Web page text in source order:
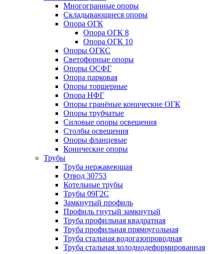
Многогранные опоры
Складывающиеся опоры
Опора ОГК
Опора ОГК 8
Опора ОГК 10
Опоры ОГКС
Светофорные опоры
Опоры ОСФГ
Опора парковая
Опоры торшерные
Опора НФГ
Опоры гранёные конические ОГК
Опоры трубчатые
Силовые опоры освещения
Столбы освещения
Опоры фланцевые
Конические опоры
Трубы
Труба нержавеющая
Отвод 30753
Котельные трубы
Трубы 09Г2С
Замкнутый профиль
Профиль гнутый замкнутый
Труба профильная квадратная
Труба профильная прямоугольная
Труба стальная водогазопроводная
Труба стальная холоднодеформированная